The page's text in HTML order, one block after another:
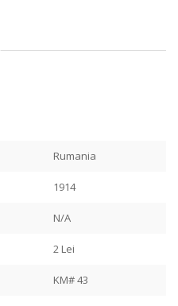
Rumania
1914
N/A
2 Lei
KM# 43